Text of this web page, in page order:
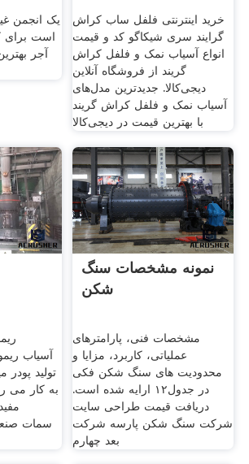
است برای
آجر
خرید اینترنتی فلفل ساب کراش
گرایند سری شیکاگو کد و قیمت
انواع آسیاب نمک و فلفل کراش
گریند از فروشگاه آنلاین
دیجی‌کالا. جدیدترین مدل‌های
آسیاب نمک و فلفل کراش گریند
با بهترین قیمت در دیجی‌کالا
تولید پودر
به کار می
نمونه مشخصات سنگ
شکن
مشخصات فنی، پارامترهای
عملیاتی، کاربرد، مزایا و
محدودیت های سنگ شکن فکی
در جدول۱۲ ارایه شده است.
دریافت قیمت طراحی سایت
شرکت سنگ شکن پارسه شرکت
بعد چهارم